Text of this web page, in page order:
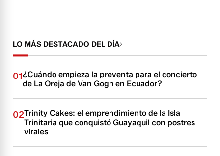
LO MÁS DESTACADO DEL DÍA
01¿Cuándo empieza la preventa para el concierto
de La Oreja de Van Gogh en Ecuador?
02Trinity Cakes: el emprendimiento de la Isla
Trinitaria que conquistó Guayaquil con postres
virales